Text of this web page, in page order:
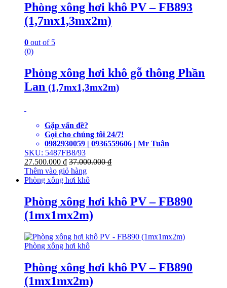
Phòng xông hơi khô PV – FB893
(1,7mx1,3mx2m)
0 out of 5
(0)
Phòng xông hơi khô gỗ thông Phần
Lan (1,7mx1,3mx2m)
Gặp vấn đề?
Gọi cho chúng tôi 24/7!
0982930059 | 0936559606 | Mr Tuân
SKU: 5487FB8/93
27.500.000 ₫ 37.000.000₫
Thêm vào giỏ hàng
Phòng xông hơi khô
Phòng xông hơi khô PV – FB890
(1mx1mx2m)
Phòng xông hơi khô
Phòng xông hơi khô PV – FB890
(1mx1mx2m)